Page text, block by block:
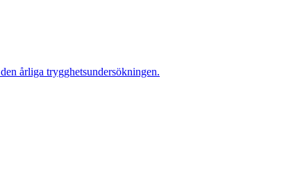
årliga trygghetsundersökningen.